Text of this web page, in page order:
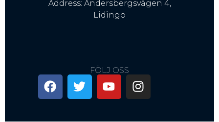
Address: Andersbergsvägen 4,
Lidingö
FÖLJ OSS